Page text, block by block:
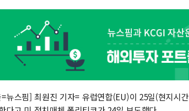
뉴스핌] 최원진 기자= 유럽연합(EU)이 25일(현지시